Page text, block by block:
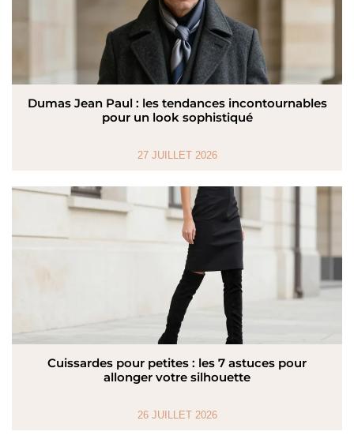
Dumas Jean Paul : les tendances incontournables
pour un look sophistiqué
27 JUILLET 2026
Cuissardes pour petites : les 7 astuces pour
allonger votre silhouette
26 JUILLET 2026